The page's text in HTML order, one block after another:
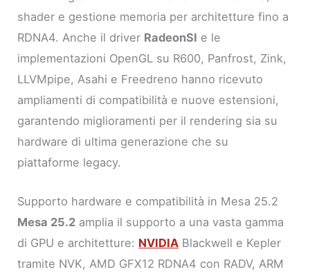
shader e gestione memoria per architetture fino a
RDNA4. Anche il driver RadeonSI e le
implementazioni OpenGL su R600, Panfrost, Zink,
LLVMpipe, Asahi e Freedreno hanno ricevuto
ampliamenti di compatibilità e nuove estensioni,
garantendo miglioramenti per il rendering sia su
hardware di ultima generazione che su
piattaforme legacy.
Supporto hardware e compatibilità in Mesa 25.2
Mesa 25.2 amplia il supporto a una vasta gamma
di GPU e architetture: NVIDIA Blackwell e Kepler
tramite NVK, AMD GFX12 RDNA4 con RADV, ARM